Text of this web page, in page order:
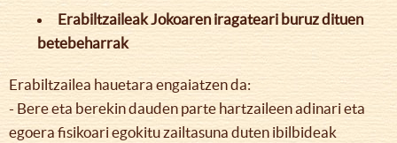
Erabiltzaileak Jokoaren iragateari buruz dituen
betebeharrak
Erabiltzailea hauetara engaiatzen da:
- Bere eta berekin dauden parte hartzaileen adinari eta
egoera fisikoari egokitu zailtasuna duten ibilbideak